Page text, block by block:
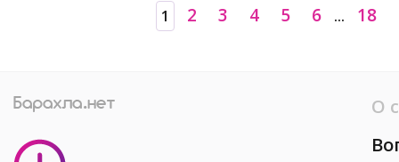
1 2 3 4 5 6 ... 18
О